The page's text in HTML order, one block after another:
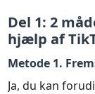
Del 1: 2
hjælp af
Metode 1.
Ja, du kan